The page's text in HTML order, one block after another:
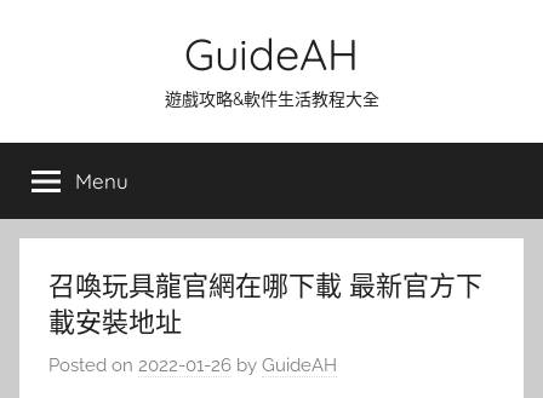
GuideAH
遊戲攻略&軟件生活教程大全
Menu
召喚玩具龍官網在哪下載 最新官方下
載安裝地址
Posted on 2022-01-26 by GuideAH